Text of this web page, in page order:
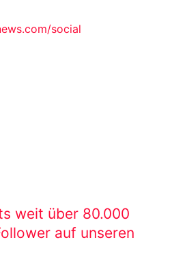
social
weit über 80.000
auf unseren